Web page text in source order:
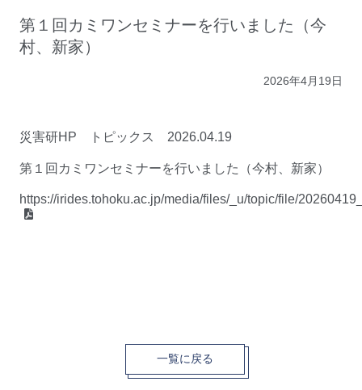
第１回カミワンセミナーを行いました（今
村、新家）
2026年4月19日
災害研HP トピックス 2026.04.19
第１回カミワンセミナーを行いました（今村、新家）
https://irides.tohoku.ac.jp/media/files/_u/topic/file/
一覧に戻る